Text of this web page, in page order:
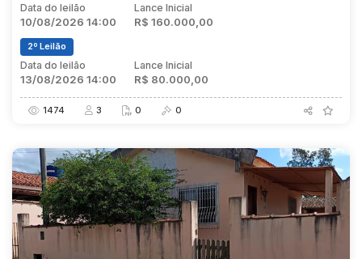
Data do leilão
10/08/2026 14:00
Lance Inicial
R$ 160.000,00
2º Leilão
Data do leilão
13/08/2026 14:00
Lance Inicial
R$ 80.000,00
1474 3 0 0